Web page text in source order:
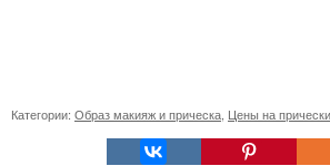
Категории: Образ макияж и прическа Цены на